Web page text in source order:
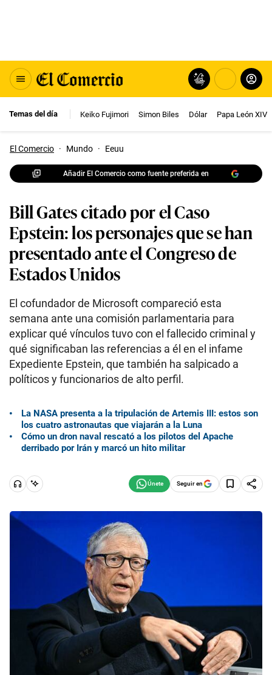
Temas del día Keiko Fujimori Simon Biles Dólar Papa León XIV
El Comercio · Mundo · Eeuu
Añadir El Comercio como fuente preferida en
Bill Gates citado por el Caso
Epstein: los personajes que se han
presentado ante el Congreso de
Estados Unidos
El cofundador de Microsoft compareció esta
semana ante una comisión parlamentaria para
explicar qué vínculos tuvo con el fallecido criminal y
qué significaban las referencias a él en el infame
Expediente Epstein, que también ha salpicado a
políticos y funcionarios de alto perfil.
La NASA presenta a la tripulación de Artemis III: estos son
los cuatro astronautas que viajarán a la Luna
Cómo un dron naval rescató a los pilotos del Apache
derribado por Irán y marcó un hito militar
Seguir en